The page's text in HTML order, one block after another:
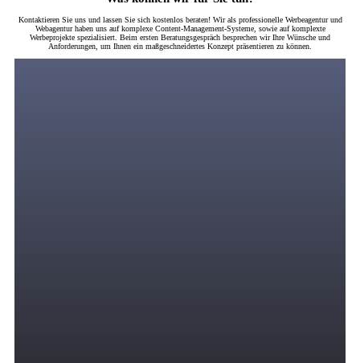
Kontaktieren Sie uns und lassen Sie sich kostenlos beraten! Wir als professionelle Werbeagentur und
Webagentur haben uns auf komplexe Content-Management-Systeme, sowie auf komplexte
Werbeprojekte spezialisiert. Beim ersten Beratungsgespräch besprechen wir Ihre Wünsche und
Anforderungen, um Ihnen ein maßgeschneidertes Konzept präsentieren zu können.